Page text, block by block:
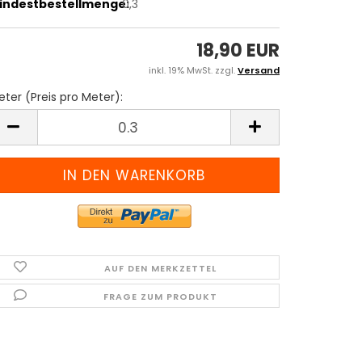
0,3
18,90 EUR
inkl. 19% MwSt. zzgl.Versand
(Preis pro Meter):
AUF DEN MERKZETTEL
FRAGE ZUM PRODUKT